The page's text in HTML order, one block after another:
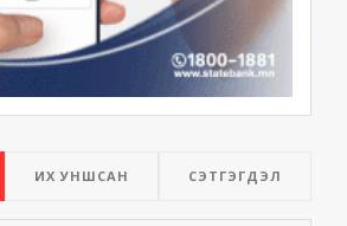
ИХ УНШСАН СЭТГЭГДЭЛ